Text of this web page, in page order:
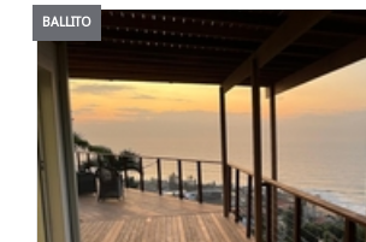
BALLITO